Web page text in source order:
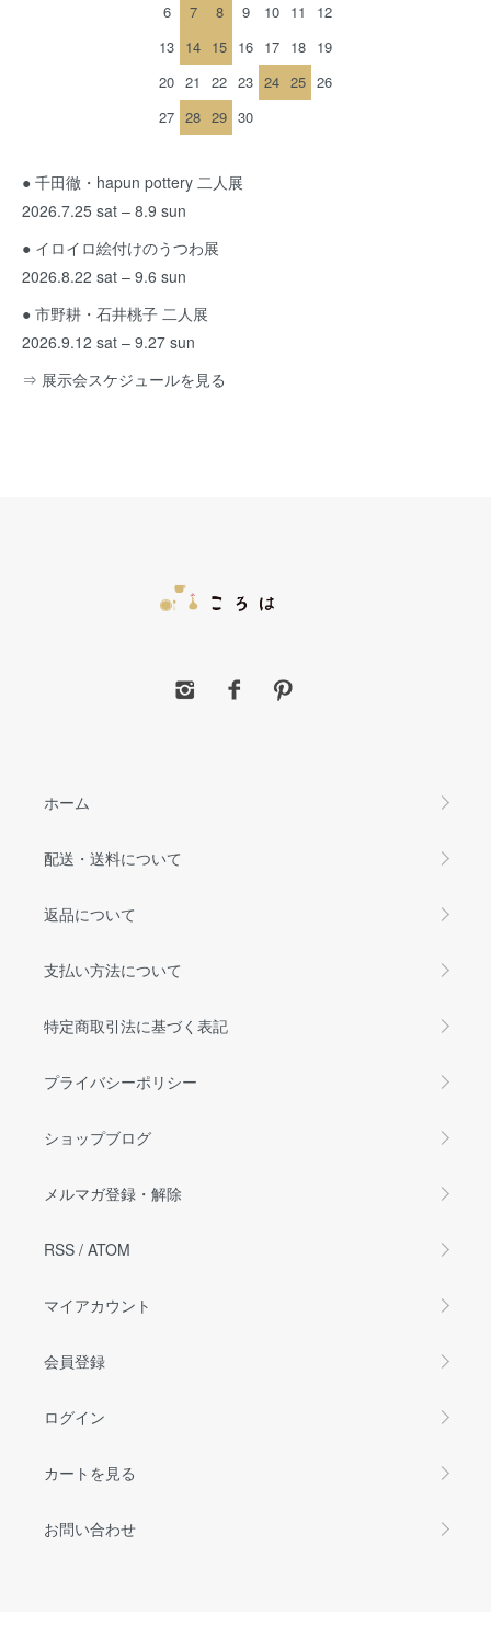
6
7 8 9 10 11
12
13 14 15 16 17 18 19
20 21 22 23 24 25 26
27 28 29 30
● 千田徹・hapun pottery 二人展
2026.7.25 sat – 8.9 sun
● イロイロ絵付けのうつわ展
2026.8.22 sat – 9.6 sun
● 市野耕・石井桃子 二人展
2026.9.12 sat – 9.27 sun
⇒ 展示会スケジュールを見る
ホーム
配送・送料について
返品について
支払い方法について
特定商取引法に基づく表記
プライバシーポリシー
ショップブログ
メルマガ登録・解除
RSS / ATOM
マイアカウント
会員登録
ログイン
カートを見る
お問い合わせ